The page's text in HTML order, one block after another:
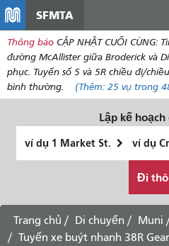
SFMTA
Thông báo CẬP NHẬT CUỐI
đường McAllister giữa Broderick và
phục. Tuyến số 5 và 5R chiều đi/
bình thường.
(Thêm: 25 vụ trong
Lập kế
thúc
đi
Đi
Trang chủ Di chuyển Muni
Tuyến xe buýt nhanh 38R Geary: Lịch